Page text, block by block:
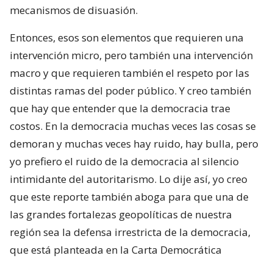
mecanismos de disuasión.
Entonces, esos son elementos que requieren una
intervención micro, pero también una intervención
macro y que requieren también el respeto por las
distintas ramas del poder público. Y creo también
que hay que entender que la democracia trae
costos. En la democracia muchas veces las cosas se
demoran y muchas veces hay ruido, hay bulla, pero
yo prefiero el ruido de la democracia al silencio
intimidante del autoritarismo. Lo dije así, yo creo
que este reporte también aboga para que una de
las grandes fortalezas geopolíticas de nuestra
región sea la defensa irrestricta de la democracia,
que está planteada en la Carta Democrática